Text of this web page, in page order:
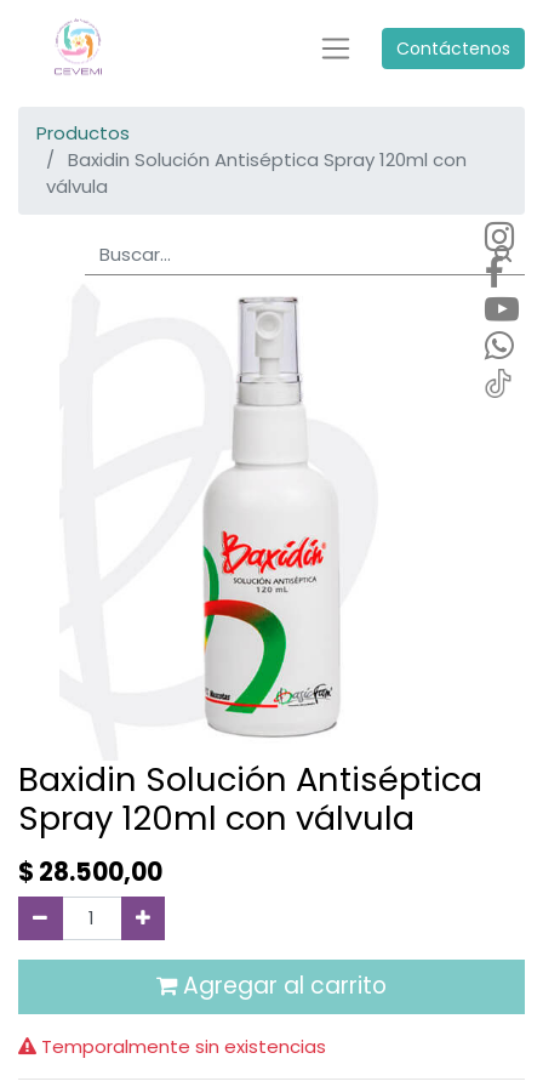
Contáctenos
Productos
Baxidin Solución Antiséptica Spray 120ml con
válvula
Baxidin Solución Antiséptica
Spray 120ml con válvula
$ 28.500,00
Agregar al carrito
Temporalmente sin existencias